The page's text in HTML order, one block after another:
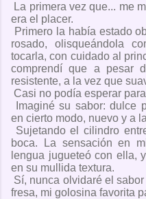
La primera vez que... me
era el placer.
Primero la había estado
rosado, olisqueándola
tocarla, con cuidado al
comprendí que a pesar
resistente, a la vez que
Casi no podía esperar
Imaginé su sabor: dulce
en cierto modo, nuevo y a
Sujetando el cilindro
boca. La sensación en
lengua jugueteó con ella,
en su mullida textura.
Sí, nunca olvidaré el
fresa, mi golosina favorita